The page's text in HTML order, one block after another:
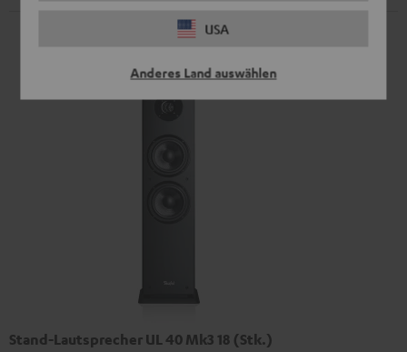
USA
Anderes Land auswählen
Stand-Lautsprecher UL 40 Mk3 18 (Stk.)